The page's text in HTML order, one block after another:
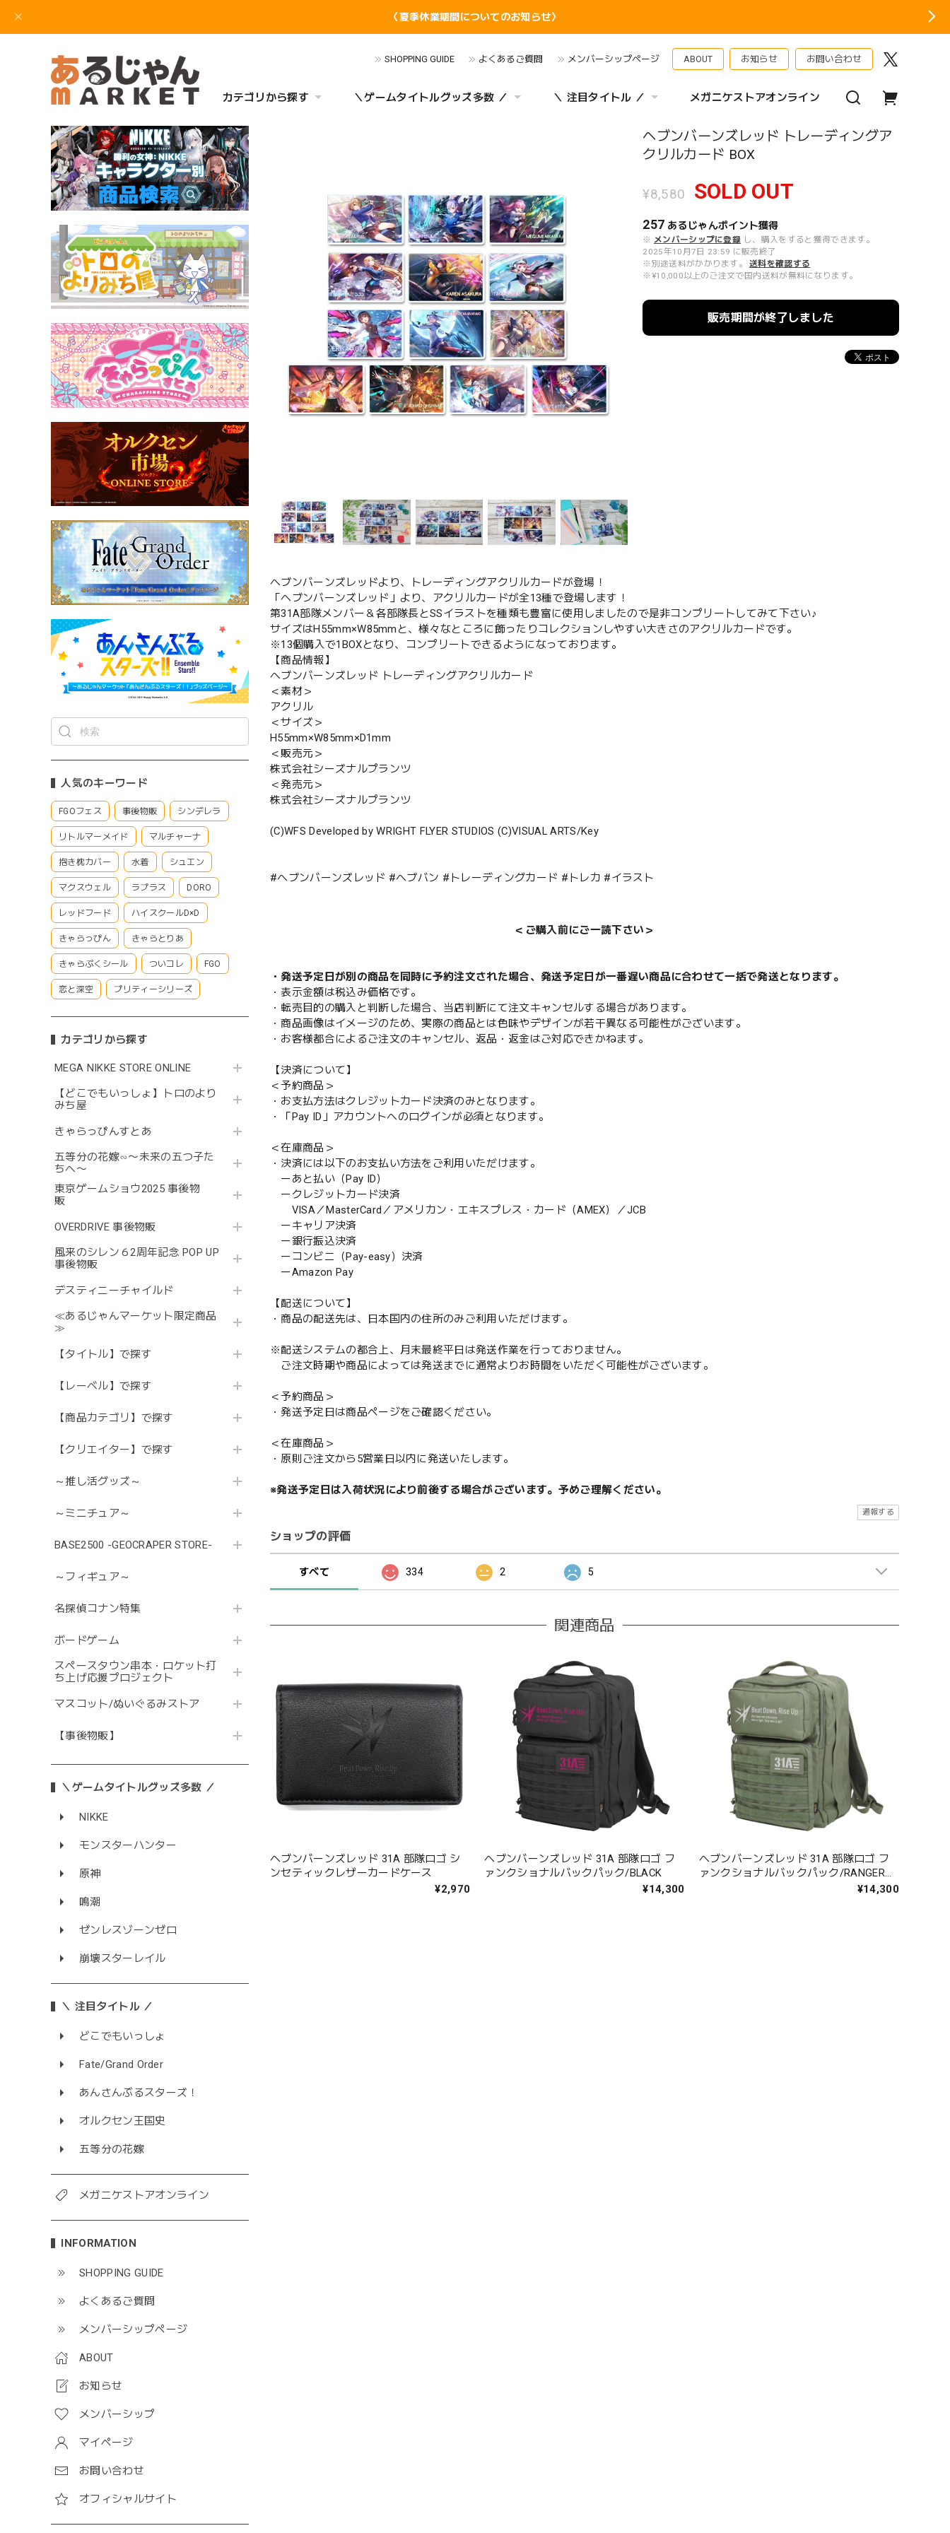
〈夏季休業期間についてのお知らせ〉
SHOPPING GUIDE よくあるご質問 メンバーシップページ ABOUT お知らせ お問い合わせ
カテゴリから探す ＼ゲームタイトルグッズ多数 ／ ＼ 注目タイトル ／ メガニケストアオンライン
人気のキーワード
FGOフェス 事後物販 シンデレラ
リトルマーメイド マルチャーナ
抱き枕カバー 水着 シュエン
マクスウェル ラプラス DORO
レッドフード ハイスクールD×D
きゃらっぴん きゃらとりあ
きゃらぷくシール ついコレ FGO
恋と深空 プリティーシリーズ
カテゴリから探す
MEGA NIKKE STORE ONLINE
【どこでもいっしょ】トロのより
みち屋
きゃらっぴんすとあ
五等分の花嫁∽〜未来の五つ子た
ちへ〜
東京ゲームショウ2025 事後物
販
OVERDRIVE 事後物販
風来のシレン６2周年記念 POP UP
事後物販
デスティニーチャイルド
≪あるじゃんマーケット限定商品
≫
【タイトル】で探す
【レーベル】で探す
【商品カテゴリ】で探す
【クリエイター】で探す
～推し活グッズ～
～ミニチュア～
BASE2500 -GEOCRAPER STORE-
～フィギュア～
名探偵コナン特集
ボードゲーム
スペースタウン串本・ロケット打
ち上げ応援プロジェクト
マスコット/ぬいぐるみストア
【事後物販】
＼ゲームタイトルグッズ多数 ／
NIKKE
モンスターハンター
原神
鳴潮
ゼンレスゾーンゼロ
崩壊スターレイル
＼ 注目タイトル ／
どこでもいっしょ
Fate/Grand Order
あんさんぶるスターズ！
オルクセン王国史
五等分の花嫁
メガニケストアオンライン
INFORMATION
SHOPPING GUIDE
よくあるご質問
メンバーシップページ
ABOUT
お知らせ
メンバーシップ
マイページ
お問い合わせ
オフィシャルサイト
ヘブンバーンズレッド トレーディングア
クリルカード BOX
¥8,580 SOLD OUT
257 あるじゃんポイント獲得
※ メンバーシップに登録 し、購入をすると獲得できます。
2025年10月7日 23:59 に販売終了
※別途送料がかかります。
送料を確認する
※¥10,000以上のご注文で国内送料が無料になります。
販売期間が終了しました
ヘブンバーンズレッドより、トレーディングアクリルカードが登場！
「ヘブンバーンズレッド」より、アクリルカードが全13種で登場します！
第31A部隊メンバー＆各部隊長とSSイラストを種類も豊富に使用しましたので是非コンプリートしてみて下さい♪
サイズはH55mm×W85mmと、様々なところに飾ったりコレクションしやすい大きさのアクリルカードです。
※13個購入で1BOXとなり、コンプリートできるようになっております。
【商品情報】
ヘブンバーンズレッド トレーディングアクリルカード
＜素材＞
アクリル
＜サイズ＞
H55mm×W85mm×D1mm
＜販売元＞
株式会社シーズナルプランツ
＜発売元＞
株式会社シーズナルプランツ
(C)WFS Developed by WRIGHT FLYER STUDIOS (C)VISUAL ARTS/Key
#ヘブンバーンズレッド #ヘブバン #トレーディングカード #トレカ #イラスト
＜ご購入前にご一読下さい＞
・発送予定日が別の商品を同時に予約注文された場合、発送予定日が一番遅い商品に合わせて一括で発送となります。
・表示金額は税込み価格です。
・転売目的の購入と判断した場合、当店判断にて注文キャンセルする場合があります。
・商品画像はイメージのため、実際の商品とは色味やデザインが若干異なる可能性がございます。
・お客様都合によるご注文のキャンセル、返品・返金はご対応できかねます。
【決済について】
＜予約商品＞
・お支払方法はクレジットカード決済のみとなります。
・「Pay ID」アカウントへのログインが必須となります。
＜在庫商品＞
・決済には以下のお支払い方法をご利用いただけます。
ーあと払い（Pay ID）
ークレジットカード決済
VISA／MasterCard／アメリカン・エキスプレス・カード（AMEX）／JCB
ーキャリア決済
ー銀行振込決済
ーコンビニ（Pay-easy）決済
ーAmazon Pay
【配送について】
・商品の配送先は、日本国内の住所のみご利用いただけます。
※配送システムの都合上、月末最終平日は発送作業を行っておりません。
ご注文時期や商品によっては発送までに通常よりお時間をいただく可能性がございます。
＜予約商品＞
・発送予定日は商品ページをご確認ください。
＜在庫商品＞
・原則ご注文から5営業日以内に発送いたします。
※発送予定日は入荷状況により前後する場合がございます。予めご理解ください。
通報する
ショップの評価
すべて 334 2 5
関連商品
ヘブンバーンズレッド 31A 部隊ロゴ シ
ンセティックレザーカードケース
¥2,970
ヘブンバーンズレッド 31A 部隊ロゴ フ
ァンクショナルバックパック/BLACK
¥14,300
ヘブンバーンズレッド 31A 部隊ロゴ フ
ァンクショナルバックパック/RANGER
¥14,300